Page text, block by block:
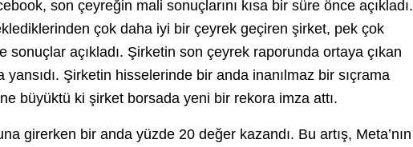
son çeyreğin mali sonuçlarını kısa bir süre önce açıkladı.
çok daha iyi bir çeyrek geçiren şirket, pek çok
sonuçlar açıkladı. Şirketin son çeyrek raporunda ortaya çıkan
Şirketin hisselerinde bir anda inanılmaz bir sıçrama
büyüktü ki şirket borsada yeni bir rekora imza attı.
girerken bir anda yüzde 20 değer kazandı. Bu artış, Meta’nın